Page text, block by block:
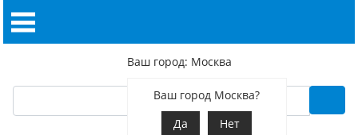
Ваш город: Москва
Ваш город Москва?
Да
Нет